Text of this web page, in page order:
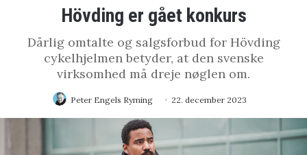
Hövding er gået konkurs
Dårlig omtalte og salgsforbud for Hövding
cykelhjelmen betyder, at den svenske
virksomhed må dreje nøglen om.
Peter Engels Ryming 22. december 2023